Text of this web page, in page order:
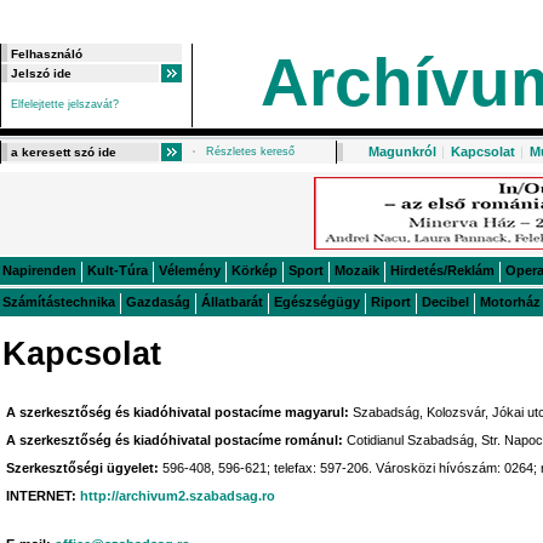
Elfelejtette jelszavát?
Részletes kereső Magunkról | Kapcsolat |
Napirenden Kult-Túra Vélemény Körkép Sport Mozaik Hirdetés/Reklám Opera
Számítástechnika Gazdaság Állatbarát Egészségügy Riport Decibel Motorház
Kapcsolat
A szerkesztőség és kiadóhivatal postacíme magyarul: Szabadság, Kolozsvár, Jókai
A szerkesztőség és kiadóhivatal postacíme románul: Cotidianul Szabadság, Str.
Szerkesztőségi ügyelet: 596-408, 596-621; telefax: 597-206. Városközi hívószám:
INTERNET: http://archivum2.szabadsag.ro